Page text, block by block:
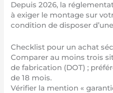
Depuis 2026, la
à exiger le montage sur
condition de disposer
Checklist pour un achat
Comparer au moins trois
de fabrication (DOT) ;
de 18 mois.
Vérifier la mention «